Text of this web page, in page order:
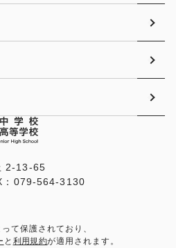
2-13-65
079-564-3130
て保護されており、
と 利用規約が適用されます。